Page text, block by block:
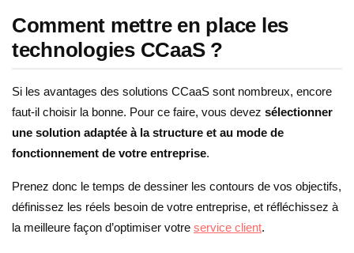
Comment mettre en place les
technologies CCaaS ?
Si les avantages des solutions CCaaS sont nombreux, encore
faut-il choisir la bonne. Pour ce faire, vous devez sélectionner
une solution adaptée à la structure et au mode de
fonctionnement de votre entreprise.
Prenez donc le temps de dessiner les contours de vos objectifs,
définissez les réels besoin de votre entreprise, et réfléchissez à
la meilleure façon d’optimiser votre service client.